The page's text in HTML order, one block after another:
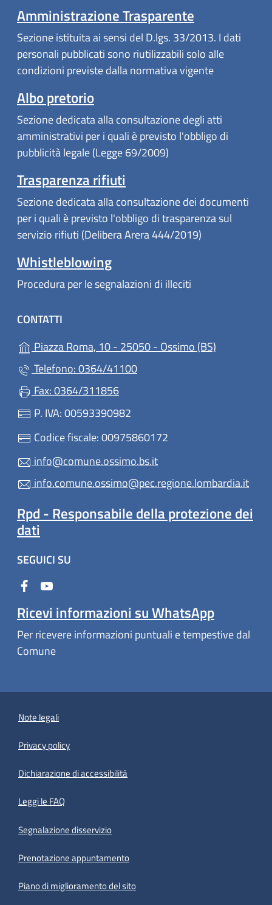
Amministrazione Trasparente
Sezione istituita ai sensi del D.lgs. 33/2013. I dati
personali pubblicati sono riutilizzabili solo alle
condizioni previste dalla normativa vigente
Albo pretorio
Sezione dedicata alla consultazione degli atti
amministrativi per i quali è previsto l'obbligo di
pubblicità legale (Legge 69/2009)
Trasparenza rifiuti
Sezione dedicata alla consultazione dei documenti
per i quali è previsto l'obbligo di trasparenza sul
servizio rifiuti (Delibera Arera 444/2019)
Whistleblowing
Procedura per le segnalazioni di illeciti
CONTATTI
Piazza Roma, 10 - 25050 - Ossimo (BS)
Telefono: 0364/41100
Fax: 0364/311856
P. IVA: 00593390982
Codice fiscale: 00975860172
info@comune.ossimo.bs.it
info.comune.ossimo@pec.regione.lombardia.it
Rpd - Responsabile della protezione dei
dati
SEGUICI SU
Ricevi informazioni su WhatsApp
Per ricevere informazioni puntuali e tempestive dal
Comune
Note legali
Privacy policy
Dichiarazione di accessibilità
Leggi le FAQ
Segnalazione disservizio
Prenotazione appuntamento
Piano di miglioramento del sito